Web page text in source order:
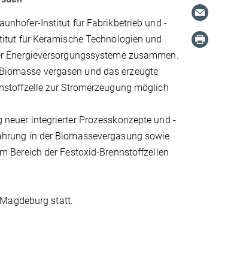
Institut für Fabrikbetrieb und -
für Keramische Technologien und
Energieversorgungssysteme zusammen.
vergasen und das erzeugte
zur Stromerzeugung möglich
integrierter Prozesskonzepte und -
in der Biomassevergasung sowie
Bereich der Festoxid-Brennstoffzellen
statt.